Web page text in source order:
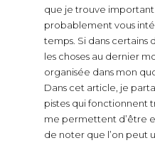
que je trouve
probablement vous
temps. Si dans certains
les choses au dernier
organisée dans mon
Dans cet article, je
pistes qui fonctionnent
me permettent d’être
de noter que l’on peut